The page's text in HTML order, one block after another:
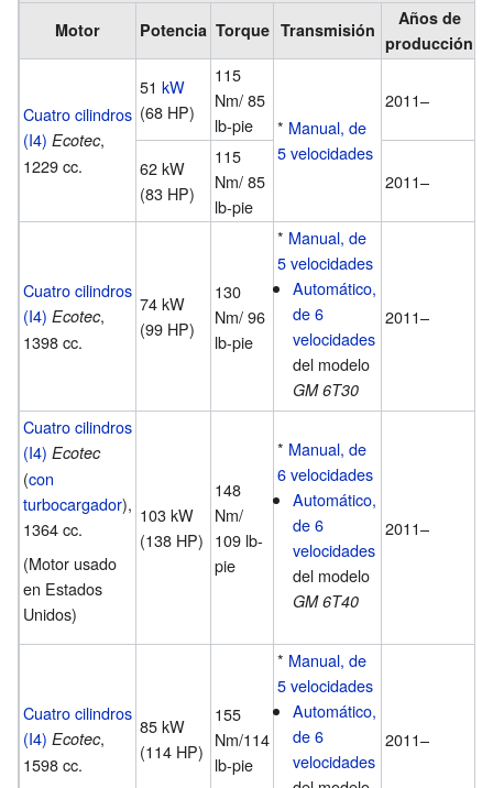
Motor
Potencia Torque Transmisión
Años de
producción
Cuatro cilindros
(I4) Ecotec,
1229 cc.
51 kW
(68 HP)
115
Nm/ 85
lb-pie
* Manual, de
5 velocidades
2011–
62 kW
(83 HP)
115
Nm/ 85
lb-pie
2011–
Cuatro cilindros
(I4) Ecotec,
1398 cc.
74 kW
(99 HP)
130
Nm/ 96
lb-pie
* Manual, de
5 velocidades
Automático,
de 6
velocidades
del modelo
GM 6T30
2011–
Cuatro cilindros
(I4) Ecotec
(con
turbocargador),
1364 cc.
(Motor usado
en Estados
Unidos)
103 kW
(138 HP)
148
Nm/
109 lb-
pie
* Manual, de
6 velocidades
Automático,
de 6
velocidades
del modelo
GM 6T40
2011–
Cuatro cilindros
(I4) Ecotec,
1598 cc.
85 kW
(114 HP)
155
Nm/114
lb-pie
* Manual, de
5 velocidades
Automático,
de 6
velocidades
2011–